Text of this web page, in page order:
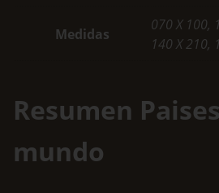
Medidas
070 X 100,
140 X 210,
Resumen
mundo